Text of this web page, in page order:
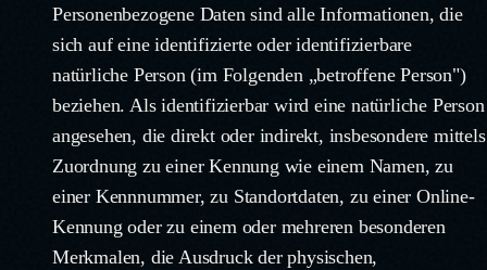
Personenbezogene Daten sind alle Informationen, die
sich auf eine identifizierte oder identifizierbare
natürliche Person (im Folgenden „betroffene Person")
beziehen. Als identifizierbar wird eine natürliche Person
angesehen, die direkt oder indirekt, insbesondere mittels
Zuordnung zu einer Kennung wie einem Namen, zu
einer Kennnummer, zu Standortdaten, zu einer Online-
Kennung oder zu einem oder mehreren besonderen
Merkmalen, die Ausdruck der physischen,